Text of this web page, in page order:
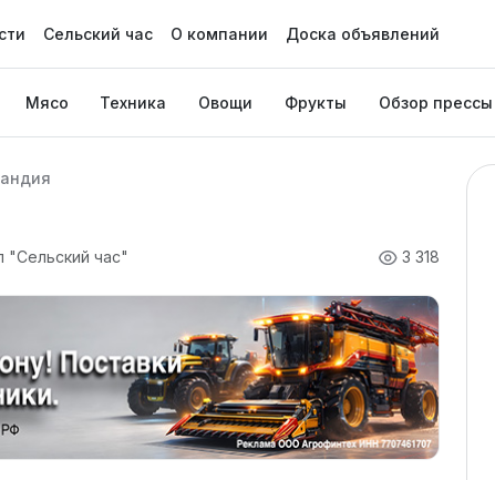
Сельский час О компании Доска объявлений
Мясо Техника Овощи Фрукты Обзор прессы
3 318
"Сельский час"